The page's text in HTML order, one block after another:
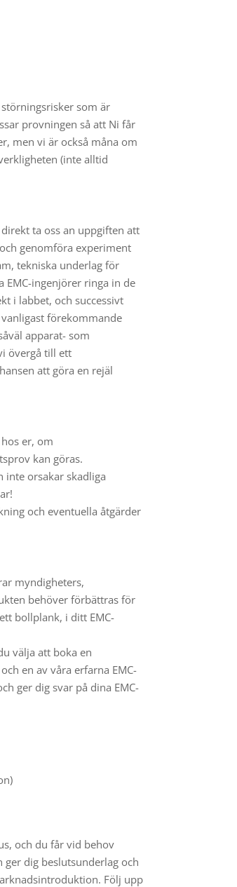
som är
provningen så att Ni får
men vi är också måna om
(inte alltid
ta oss an uppgiften att
genomföra experiment
tekniska underlag för
ingenjörer ringa in de
i labbet, och successivt
förekommande
apparat- som
övergå till ett
att göra en rejäl
er, om
kan göras.
inte orsakar skadliga
och eventuella åtgärder
myndigheters,
behöver förbättras för
bollplank, i ditt EMC-
välja att boka en
en av våra erfarna EMC-
ger dig svar på dina EMC-
och du får vid behov
dig beslutsunderlag och
Följ upp